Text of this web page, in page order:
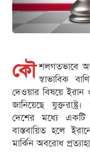
কৌ শলগতভাবে
স্বাভাবিক
দেওয়ার বিষয়ে
জানিয়েছে
দেশের মধ্যে
বাস্তবায়িত হলে
মার্কিন অবরোধ